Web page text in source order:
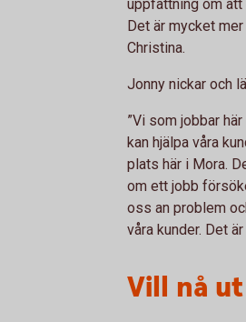
uppfattning om
Det är mycket
Christina.
Jonny nickar och
”Vi som jobbar
kan hjälpa våra
plats här i Mora.
om ett jobb
oss an problem
våra kunder. Det
Vill nå